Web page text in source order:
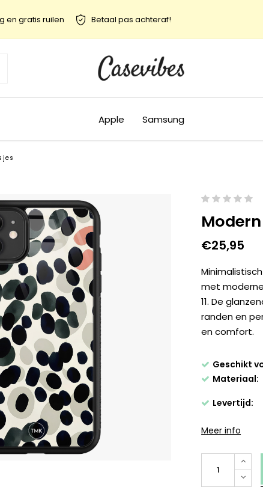
en gratis ruilen Betaal pas achteraf!
Apple Samsung
€25,95
met
11. De
randen en
en comfort.
Geschikt
Materiaal:
Levertijd:
Meer info